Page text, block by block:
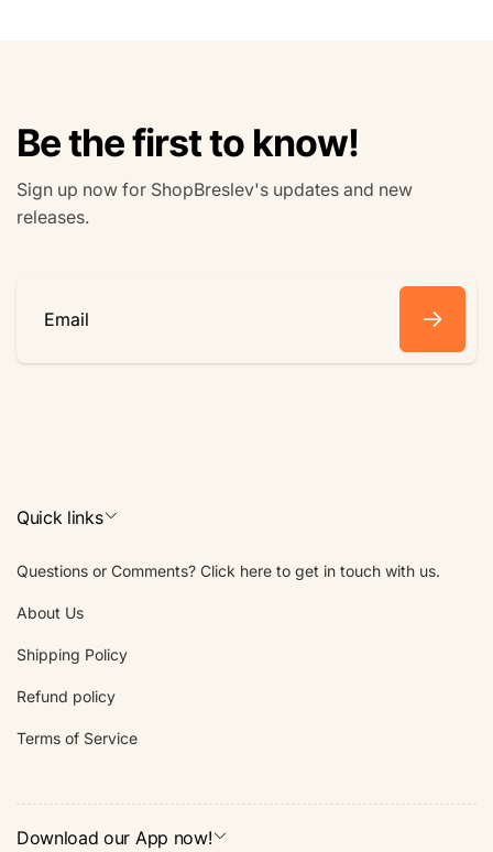
Be the first to know!
Sign up now for ShopBreslev's updates and new
releases.
Email
Quick links
Questions or Comments? Click here to get in touch with us.
About Us
Shipping Policy
Refund policy
Terms of Service
Download our App now!